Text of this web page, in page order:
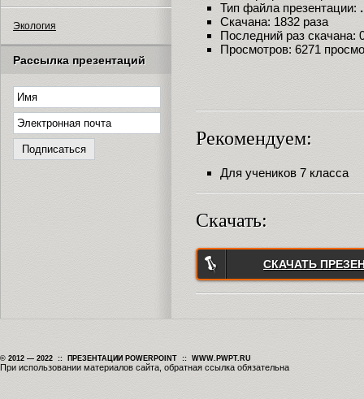
Экология
Рассылка презентаций
Тип файла презентации:
Скачана: 1832 раза
Последний раз скачана:
Просмотров: 6271
Рекомендуем:
Для учеников 7 класса
Скачать:
СКАЧАТЬ
© 2012 — 2022 :: ПРЕЗЕНТАЦИИ POWERPOINT :: WWW.PWPT.RU
При использовании материалов сайта, обратная ссылка обязательна